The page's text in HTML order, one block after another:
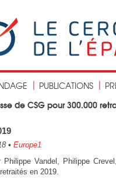
PUBLICATIONS
de CSG pour 300.000
• Europe1
Vandel, Philippe
en 2019.